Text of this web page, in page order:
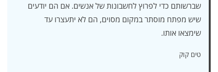
שברשותם כדי לפרוץ לחשבונות של אנשים. אם הם יודעים
שיש מפתח מוסתר במקום מסוים, הם לא יתעצרו עד
שימצאו אותו.
טים קוק